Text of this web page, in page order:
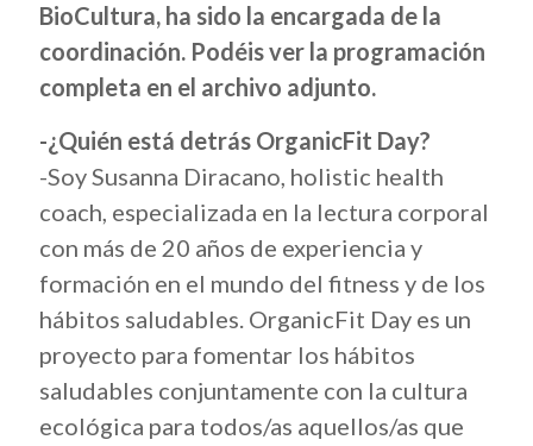
BioCultura, ha sido la encargada de la
coordinación. Podéis ver la programación
completa en el archivo adjunto.
-¿Quién está detrás OrganicFit Day?
-Soy Susanna Diracano, holistic health
coach, especializada en la lectura corporal
con más de 20 años de experiencia y
formación en el mundo del fitness y de los
hábitos saludables. OrganicFit Day es un
proyecto para fomentar los hábitos
saludables conjuntamente con la cultura
ecológica para todos/as aquellos/as que